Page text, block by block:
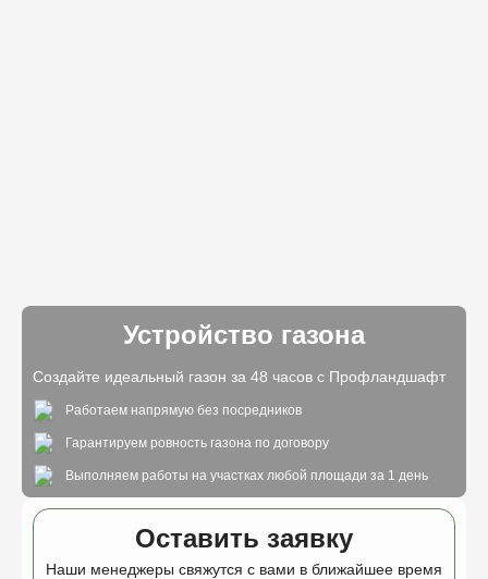
Устройство газона
Создайте идеальный газон за 48 часов с Профландшафт
Работаем напрямую без посредников
Гарантируем ровность газона по договору
Выполняем работы на участках любой площади за 1 день
Оставить заявку
Наши менеджеры свяжутся с вами в ближайшее время